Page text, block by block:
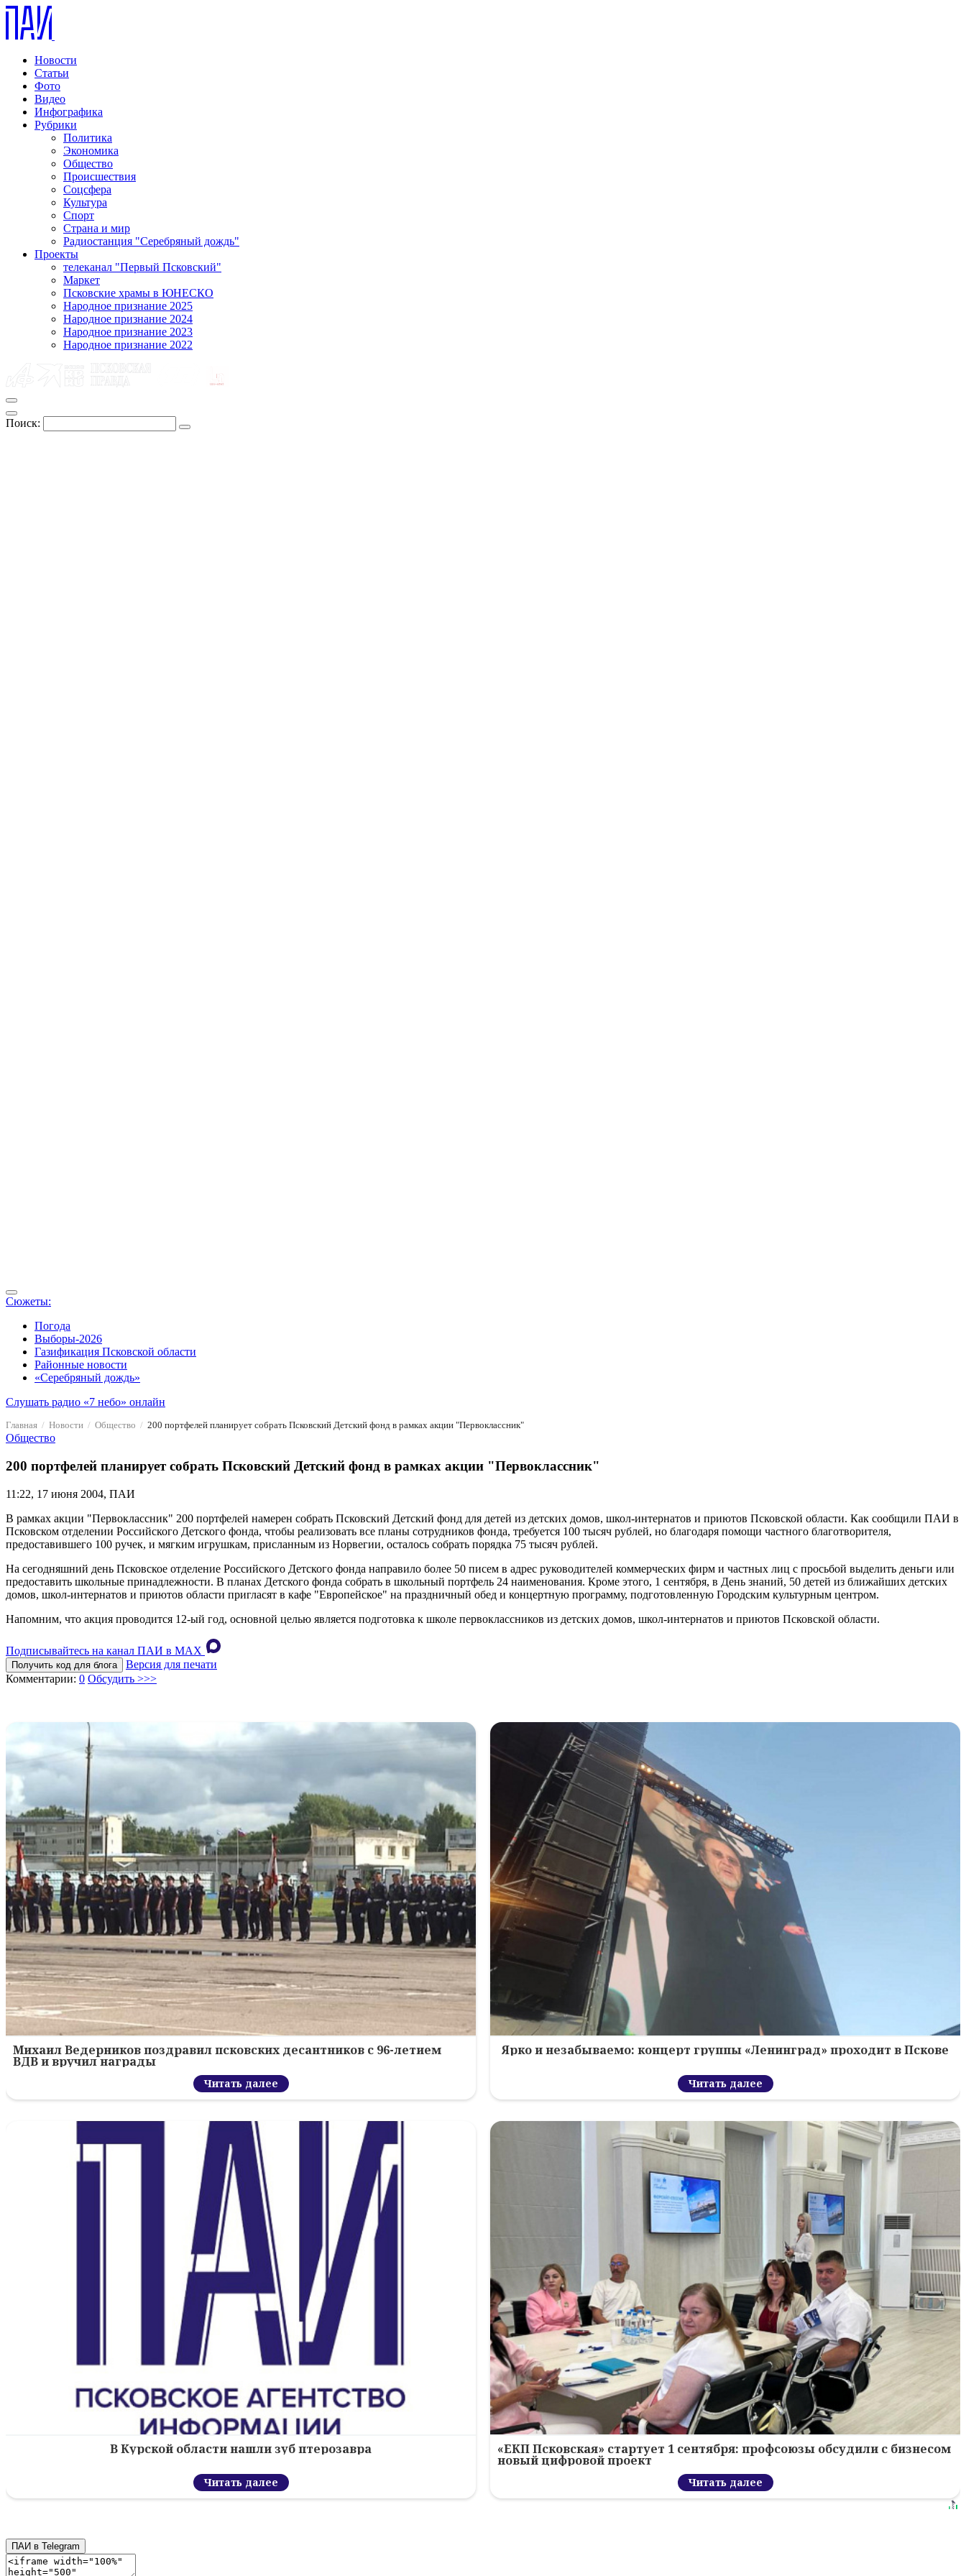
Новости
Статьи
Фото
Видео
Инфографика
Рубрики
Политика
Экономика
Общество
Происшествия
Соцсфера
Культура
Спорт
Страна и мир
Радиостанция "Серебряный дождь"
Проекты
телеканал "Первый Псковский"
Маркет
Псковские храмы в ЮНЕСКО
Народное признание 2025
Народное признание 2024
Народное признание 2023
Народное признание 2022
Поиск:
Сюжеты:
Погода
Выборы-2026
Газификация Псковской области
Районные новости
«Серебряный дождь»
Слушать радио «7 небо» онлайн
Главная Новости Общество 200 портфелей планирует собрать Псковский Детский фонд в рамках акции "Первоклассник"
Общество
200 портфелей планирует собрать Псковский Детский фонд в рамках акции "Первоклассник"
11:22, 17 июня 2004, ПАИ
В рамках акции "Первоклассник" 200 портфелей намерен собрать Псковский Детский фонд для детей из детских домов, школ-интернатов и приютов Псковской области. Как сообщили ПАИ в
Псковском отделении Российского Детского фонда, чтобы реализовать все планы сотрудников фонда, требуется 100 тысяч рублей, но благодаря помощи частного благотворителя,
предоставившего 100 ручек, и мягким игрушкам, присланным из Норвегии, осталось собрать порядка 75 тысяч рублей.
На сегодняшний день Псковское отделение Российского Детского фонда направило более 50 писем в адрес руководителей коммерческих фирм и частных лиц с просьбой выделить деньги или
предоставить школьные принадлежности. В планах Детского фонда собрать в школьный портфель 24 наименования. Кроме этого, 1 сентября, в День знаний, 50 детей из ближайших детских
домов, школ-интернатов и приютов области пригласят в кафе "Европейское" на праздничный обед и концертную программу, подготовленную Городским культурным центром.
Напомним, что акция проводится 12-ый год, основной целью является подготовка к школе первоклассников из детских домов, школ-интернатов и приютов Псковской области.
Подписывайтесь на канал ПАИ в MAХ
Получить код для блога
Версия для печати
Комментарии: 0 Обсудить >>>
Михаил Ведерников поздравил псковских десантников с 96-летием
ВДВ и вручил награды
Читать далее
Ярко и незабываемо: концерт группы «Ленинград» проходит в Пскове
Читать далее
В Курской области нашли зуб птерозавра
Читать далее
«ЕКП Псковская» стартует 1 сентября: профсоюзы обсудили с бизнесом
новый цифровой проект
Читать далее
ПАИ в Telegram